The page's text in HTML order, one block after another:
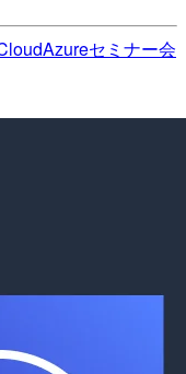
Azureセミナー会